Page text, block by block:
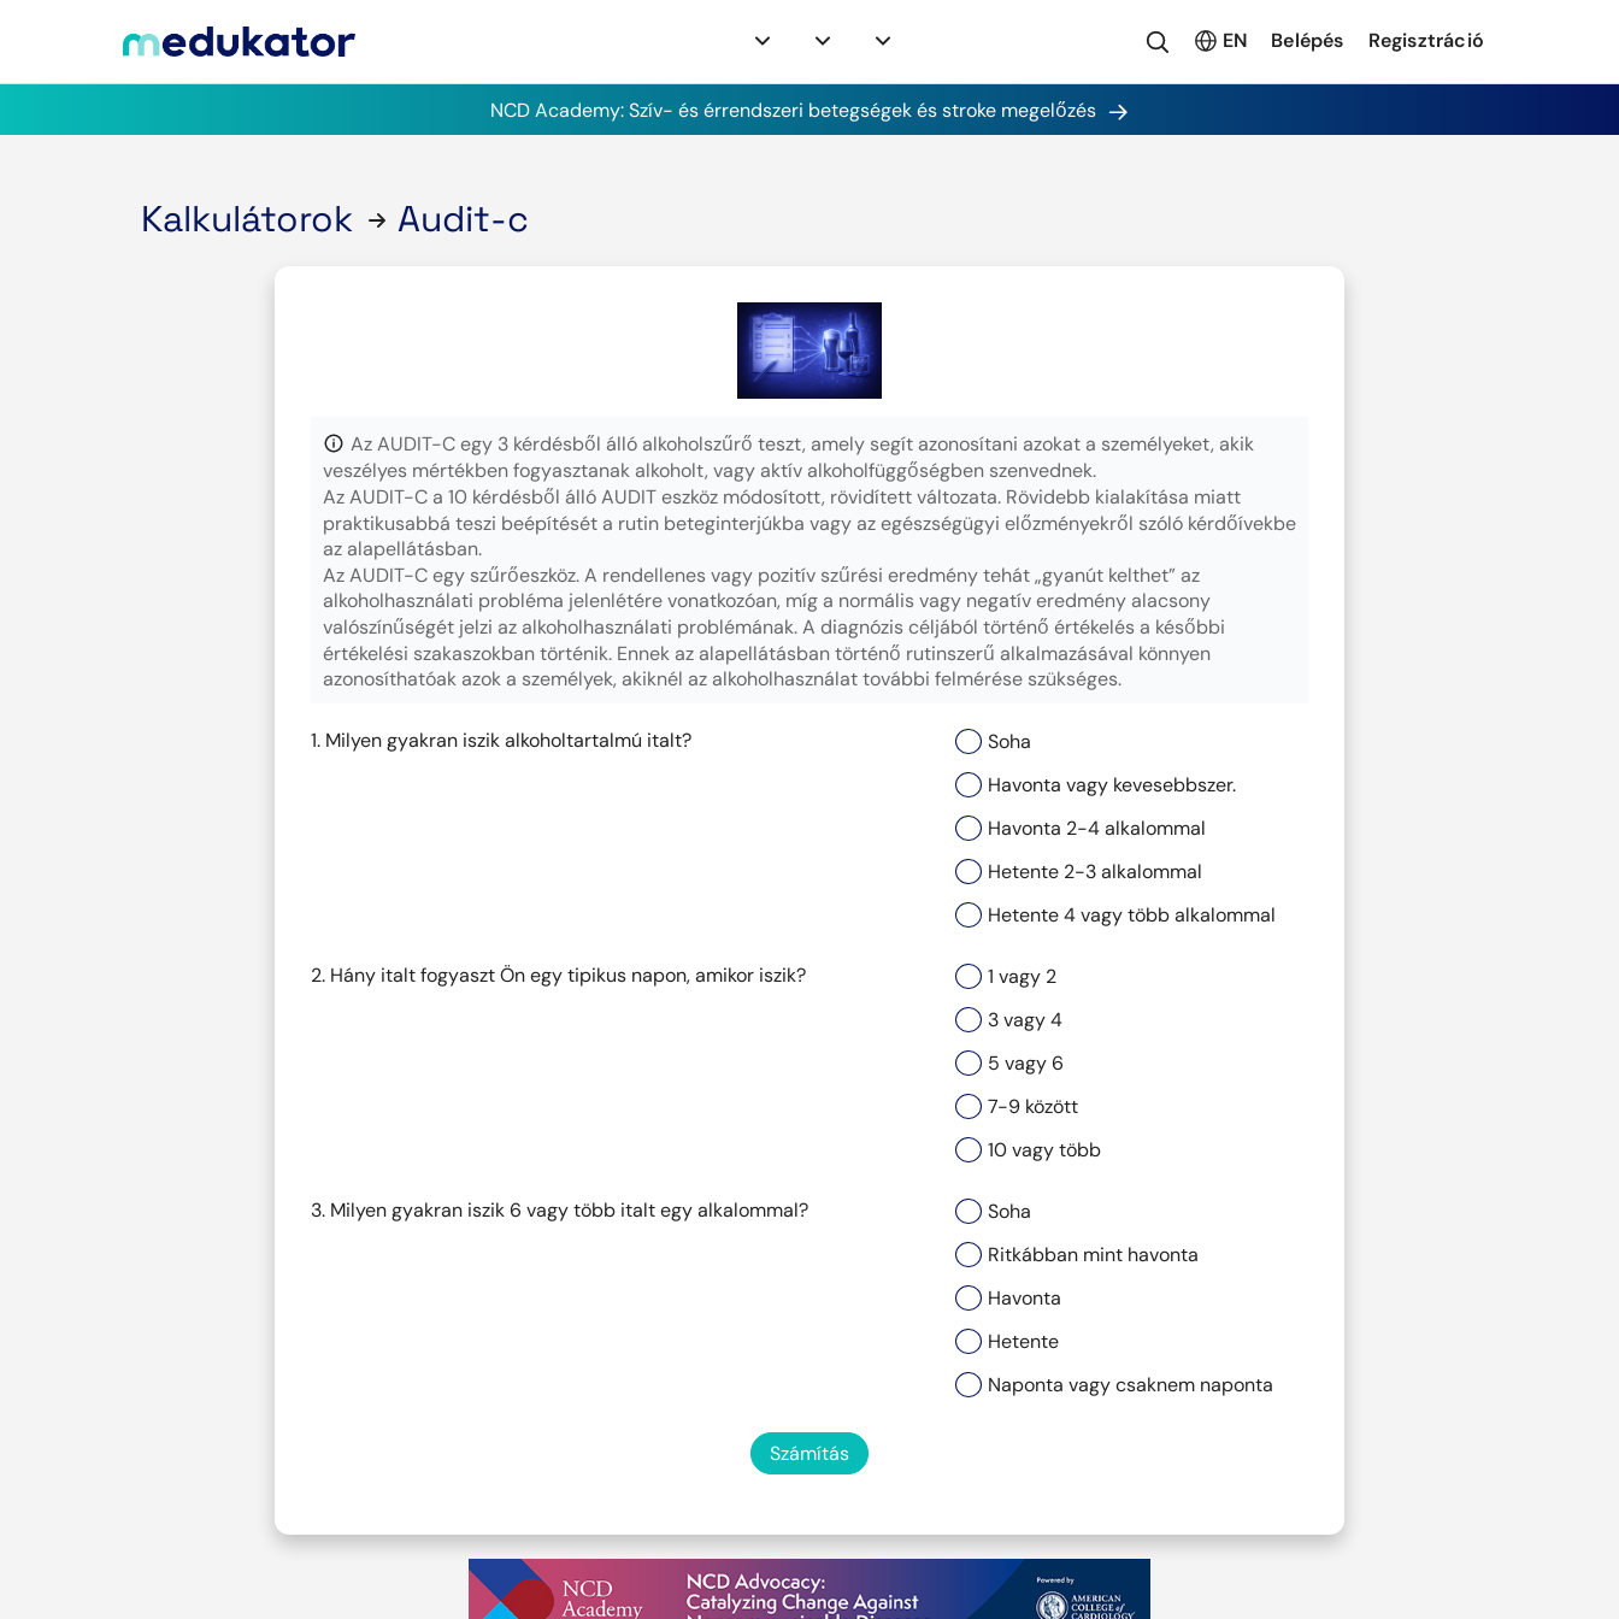
NCD Academy: Szív- és érrendszeri betegségek és stroke megelőzés
EN Belépés Regisztráció
Kalkulátorok Audit-c
Az AUDIT-C egy 3 kérdésből álló alkoholszűrő teszt, amely segít azonosítani azokat a személyeket, akik
veszélyes mértékben fogyasztanak alkoholt, vagy aktív alkoholfüggőségben szenvednek.
Az AUDIT-C a 10 kérdésből álló AUDIT eszköz módosított, rövidített változata. Rövidebb kialakítása miatt
praktikusabbá teszi beépítését a rutin beteginterjúkba vagy az egészségügyi előzményekről szóló kérdőívekbe
az alapellátásban.
Az AUDIT-C egy szűrőeszköz. A rendellenes vagy pozitív szűrési eredmény tehát „gyanút kelthet” az
alkoholhasználati probléma jelenlétére vonatkozóan, míg a normális vagy negatív eredmény alacsony
valószínűségét jelzi az alkoholhasználati problémának. A diagnózis céljából történő értékelés a későbbi
értékelési szakaszokban történik. Ennek az alapellátásban történő rutinszerű alkalmazásával könnyen
azonosíthatóak azok a személyek, akiknél az alkoholhasználat további felmérése szükséges.
1. Milyen gyakran iszik alkoholtartalmú italt?
Soha
Havonta vagy kevesebbszer.
Havonta 2-4 alkalommal
Hetente 2-3 alkalommal
Hetente 4 vagy több alkalommal
2. Hány italt fogyaszt Ön egy tipikus napon, amikor iszik?
1 vagy 2
3 vagy 4
5 vagy 6
7-9 között
10 vagy több
3. Milyen gyakran iszik 6 vagy több italt egy alkalommal?
Soha
Ritkábban mint havonta
Havonta
Hetente
Naponta vagy csaknem naponta
Számítás